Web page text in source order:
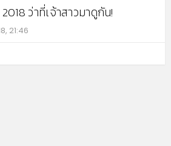
ว่าที่เจ้าสาวมาดูกัน!
21:46